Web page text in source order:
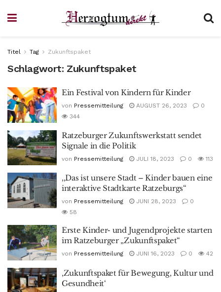
Titel Tag Zukunftspaket
Schlagwort: Zukunftspaket
Ein Festival von Kindern für Kinder
von Pressemitteilung AUGUST 26, 2023
0
344
Ratzeburger Zukunftswerkstatt sendet
Signale in die Politik
von Pressemitteilung JULI 18, 2023 0 113
,,Das ist unsere Stadt – Kinder bauen eine
interaktive Stadtkarte Ratzeburgs“
von Pressemitteilung JUNI 28, 2023
0
58
Erste Kinder- und Jugendprojekte starten
im Ratzeburger „Zukunftspaket“
von Pressemitteilung JUNI 16, 2023 0 42
‚Zukunftspaket für Bewegung, Kultur und
Gesundheit‘